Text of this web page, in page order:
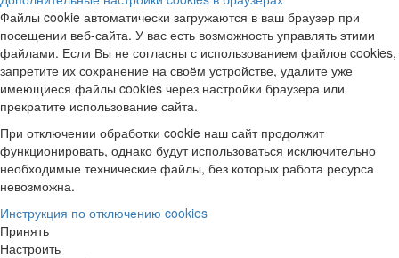
Файлы cookie автоматически загружаются в ваш браузер при
посещении веб-сайта. У вас есть возможность управлять этими
файлами. Если Вы не согласны с использованием файлов cookies,
запретите их сохранение на своём устройстве, удалите уже
имеющиеся файлы cookies через настройки браузера или
прекратите использование сайта.
При отключении обработки cookie наш сайт продолжит
функционировать, однако будут использоваться исключительно
необходимые технические файлы, без которых работа ресурса
невозможна.
Инструкция по отключению cookies
Принять
Настроить